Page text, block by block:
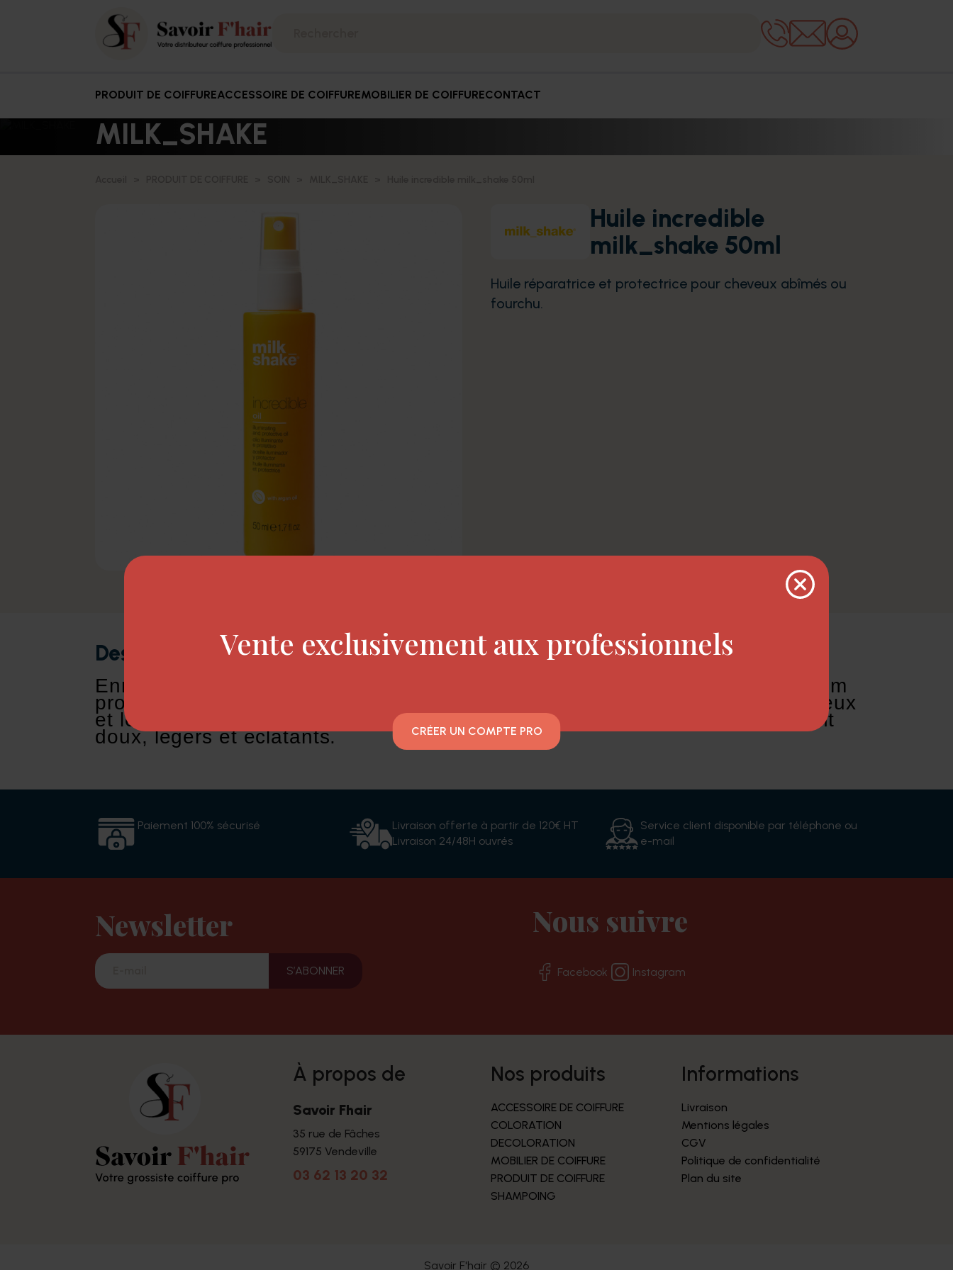
PRODUIT DE COIFFUREACCESSOIRE DE COIFFUREMOBILIER DE COIFFURECONTACT
MILK_SHAKE
Huile incredible
milk_shake 50ml
Huile réparatrice et protectrice pour cheveux abîmés ou
fourchu.
Description
Enrichi en huiles d'argan et de tournesol et en extrait de papaye, il crée un film
protecteur qui scelle parfaitement les cuticules. Il prévient la casse des cheveux
et leur apporte une brillance extraordinaire, pour des cheveux incroyablement
doux, légers et éclatants.
Paiement 100% sécurisé
Livraison offerte à partir de 120€ HT
Livraison 24/48H ouvrés
Service client disponible par téléphone ou
e-mail
Newsletter Nous suivre
Facebook Instagram
à propos de
Savoir Fhair
35 rue de Fâches
59175 Vendeville
03 62 13 20 32
nos produits
ACCESSOIRE DE COIFFURE
COLORATION
DECOLORATION
MOBILIER DE COIFFURE
PRODUIT DE COIFFURE
SHAMPOING
informations
Livraison
Mentions légales
CGV
Politique de confidentialité
Plan du site
Savoir F'hair © 2026
Vente exclusivement aux professionnels
CRÉER UN COMPTE PRO